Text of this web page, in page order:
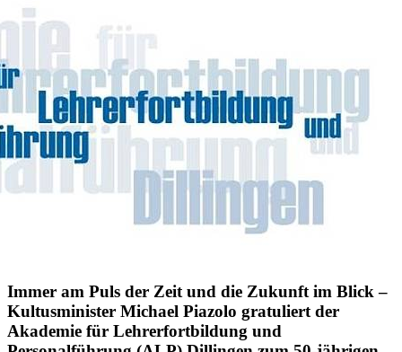
Immer am Puls der Zeit und die Zukunft im Blick –
Kultusminister Michael Piazolo gratuliert der
Akademie für Lehrerfortbildung und